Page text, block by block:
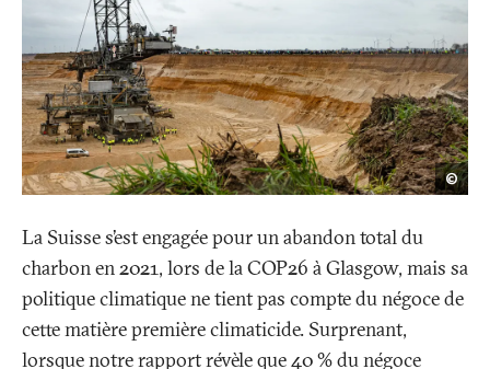
©Mus
La Suisse s’est engagée pour un abandon total du
charbon en 2021, lors de la COP26 à Glasgow, mais sa
politique climatique ne tient pas compte du négoce de
cette matière première climaticide. Surprenant,
lorsquenotre rapportrévèle que 40% du négoce